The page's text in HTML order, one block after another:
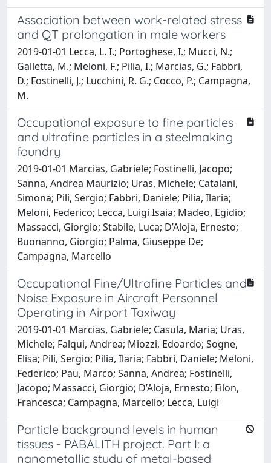
Association between work-related stress
and QT prolongation in male workers
2019-01-01 Lecca, L. I.; Portoghese, I.; Mucci, N.;
Galletta, M.; Meloni, F.; Pilia, I.; Marcias, G.; Fabbri,
D.; Fostinelli, J.; Lucchini, R. G.; Cocco, P.; Campagna,
M.
Occupational exposure to fine particles
and ultrafine particles in a steelmaking
foundry
2019-01-01 Marcias, Gabriele; Fostinelli, Jacopo;
Sanna, Andrea Maurizio; Uras, Michele; Catalani,
Simona; Pili, Sergio; Fabbri, Daniele; Pilia, Ilaria;
Meloni, Federico; Lecca, Luigi Isaia; Madeo, Egidio;
Massacci, Giorgio; Stabile, Luca; D’Aloja, Ernesto;
Buonanno, Giorgio; Palma, Giuseppe De;
Campagna, Marcello
Occupational Fine/Ultrafine Particles and
Noise Exposure in Aircraft Personnel
Operating in Airport Taxiway
2019-01-01 Marcias, Gabriele; Casula, Maria; Uras,
Michele; Falqui, Andrea; Miozzi, Edoardo; Sogne,
Elisa; Pili, Sergio; Pilia, Ilaria; Fabbri, Daniele; Meloni,
Federico; Pau, Marco; Sanna, Andrea; Fostinelli,
Jacopo; Massacci, Giorgio; D’Aloja, Ernesto; Filon,
Francesca; Campagna, Marcello; Lecca, Luigi
Particle background levels in human
tissues - PABALITH project. Part I: a
nanometallic study of metal-based